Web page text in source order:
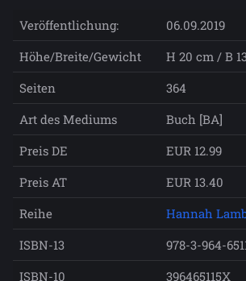
Veröffentlichung:
06.09.2019
Höhe/Breite/Gewicht
H 20 cm / B
Seiten
364
Art des Mediums
Buch [BA]
Preis DE
EUR 12.99
Preis AT
EUR 13.40
Reihe
Hannah
ISBN-13
978-3-964-
ISBN-10
396465115X